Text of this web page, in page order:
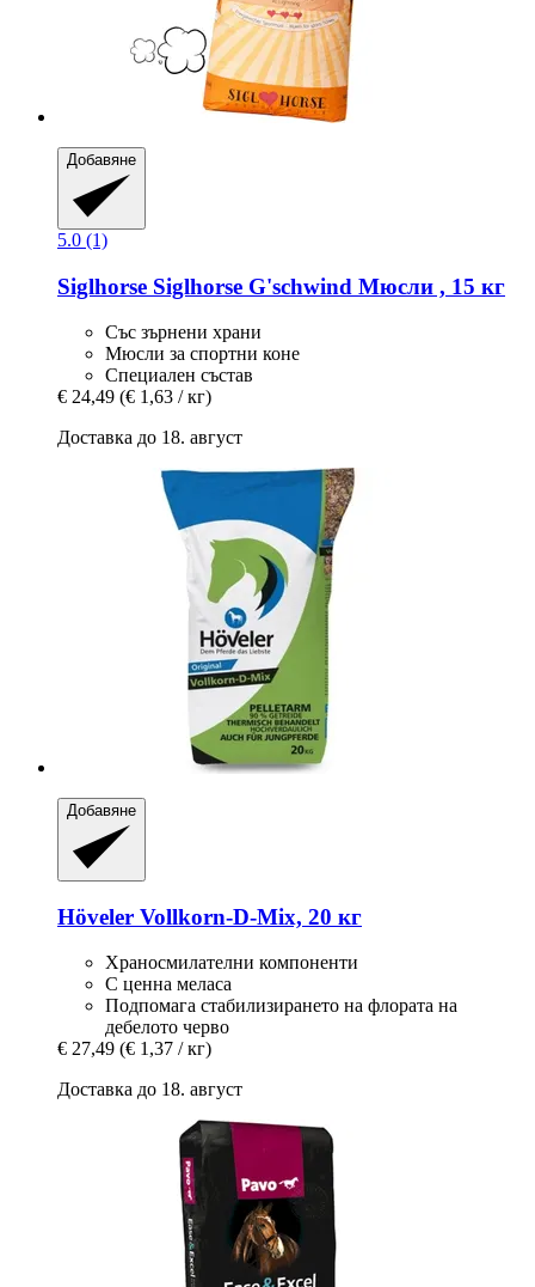
Добавяне
5.0 (1)
Siglhorse Siglhorse G'schwind Мюсли , 15 кг
Със зърнени храни
Мюсли за спортни коне
Специален състав
€ 24,49 (€ 1,63 / кг)
Доставка до 18. август
Добавяне
Höveler Vollkorn-​D-​Mix, 20 кг
Храносмилателни компоненти
С ценна меласа
Подпомага стабилизирането на флората на
дебелото черво
€ 27,49 (€ 1,37 / кг)
Доставка до 18. август